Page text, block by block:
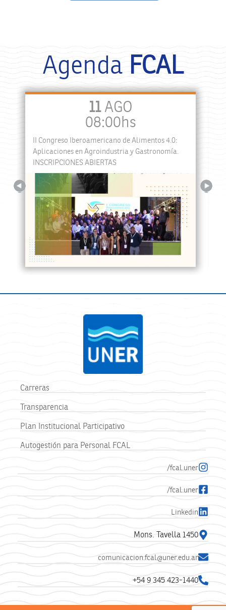
Agenda FCAL
Previous
11 AGO
08:00hs
II Congreso Iberoamericano de Alimentos 4.0:
Aplicaciones en Agroindustria y Gastronomía.
INSCRIPCIONES ABIERTAS
Next
Carreras
Transparencia
Plan Institucional Participativo
Autogestión para Personal FCAL
/fcal.uner
/fcal.uner
Linkedin
Mons. Tavella 1450
comunicacion.fcal@uner.edu.ar
+54 9 345 423-1440